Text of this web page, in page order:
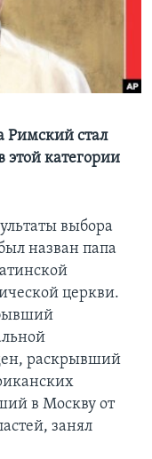
Римский стал
этой категории
выбора
назван папа
церкви.
раскрывший
в Москву от
занял